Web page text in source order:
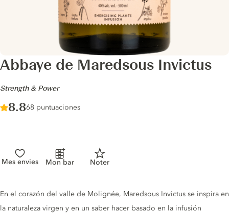
Abbaye de Maredsous Invictus
-
Strength & Power
Score :
8.8/ 10
68 puntuaciones
Mes envies Mon bar Noter
Gin description
En el corazón del valle de Molignée, Maredsous Invictus se inspira en
la naturaleza virgen y en un saber hacer basado en la infusión